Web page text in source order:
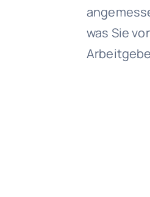
was Sie